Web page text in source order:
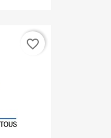
favorite_border